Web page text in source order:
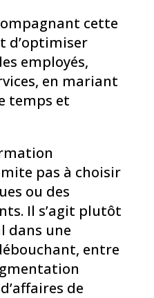
cette
d’optimiser
employés,
en mariant
temps et
pas à choisir
ou des
Il s’agit plutôt
dans une
entre
de